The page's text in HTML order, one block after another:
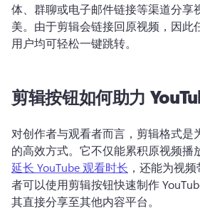
体、群聊或电子邮件链接等渠道分享
美。 由于剪辑会链接回原视频，因此
用户均可轻松一键跳转。
剪辑按钮如何助力
对创作者与观看者而言，剪辑格式是
的高效方式。 它不仅能累积原视频播
延长 YouTube 观看时长 ，还能为视
者可以使用剪辑按钮快速制作
其直接分享至其他内容平台。